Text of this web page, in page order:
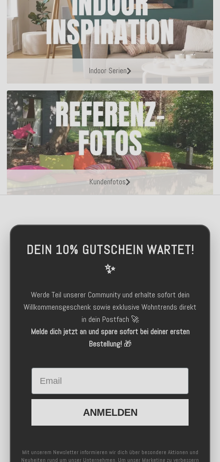
Indoor Serien
Kundenfotos
DEIN 10% GUTSCHEIN WARTET!
✨
Werde Teil unserer Community und erhalte sofort dein
Willkommensgeschenk sowie exklusive Wohntrends direkt
in dein Postfach 🚀
Melde dich jetzt an und spare sofort bei deiner ersten
Bestellung!🎁
Email
ANMELDEN
Mit unserem Newsletter informieren wir dich über besondere Aktionen und
Neuheiten rund um unser Unternehmen. Um unser Marketing zu verbessern